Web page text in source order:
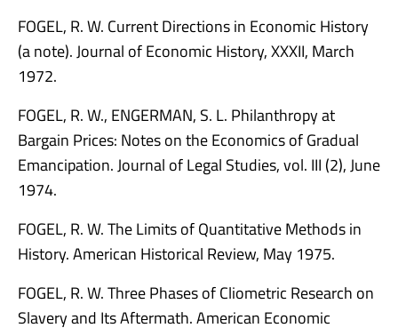
FOGEL, R. W. Current Directions in Economic History
(a note). Journal of Economic History, XXXII, March
1972.
FOGEL, R. W., ENGERMAN, S. L. Philanthropy at
Bargain Prices: Notes on the Economics of Gradual
Emancipation. Journal of Legal Studies, vol. III (2), June
1974.
FOGEL, R. W. The Limits of Quantitative Methods in
History. American Historical Review, May 1975.
FOGEL, R. W. Three Phases of Cliometric Research on
Slavery and Its Aftermath. American Economic